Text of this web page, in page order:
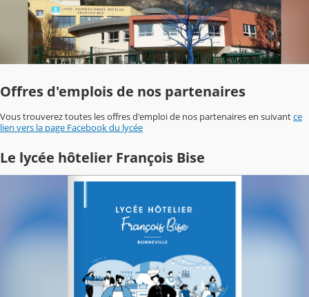
Offres d'emplois de nos partenaires
Vous trouverez toutes les offres d'emploi de nos partenaires en suivantce
lien vers la page Facebook du lycée
Le lycée hôtelier François Bise